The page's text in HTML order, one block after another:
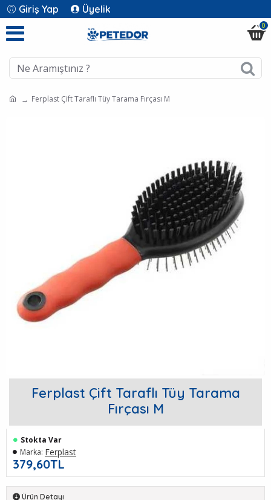
Giriş Yap Üyelik
0
Ferplast Çift Taraflı Tüy Tarama Fırçası M
Ferplast Çift Taraflı Tüy Tarama
Fırçası M
379,60TL
Stokta Var
Marka: Ferplast
Ürün Detayı